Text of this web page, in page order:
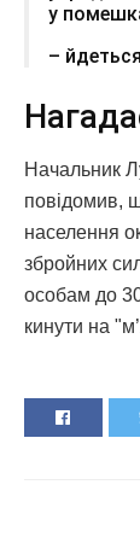
у
–
Начальник
повідомив,
населення
збройних
особам до
кинути на